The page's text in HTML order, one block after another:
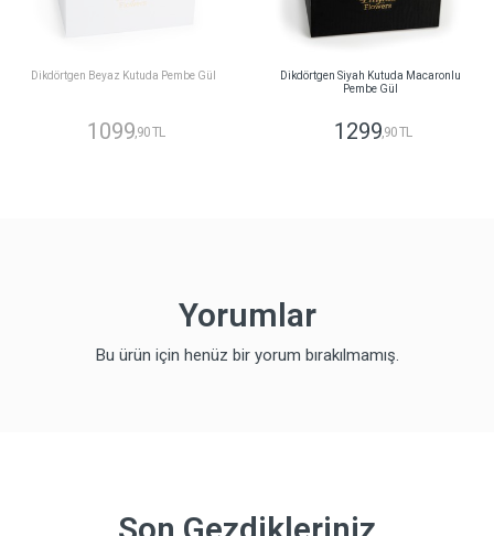
Dikdörtgen Beyaz Kutuda Pembe Gül
1099,90 TL
Dikdörtgen Siyah Kutuda Macaronlu
Pembe Gül
1299,90 TL
Yorumlar
Bu ürün için henüz bir yorum bırakılmamış.